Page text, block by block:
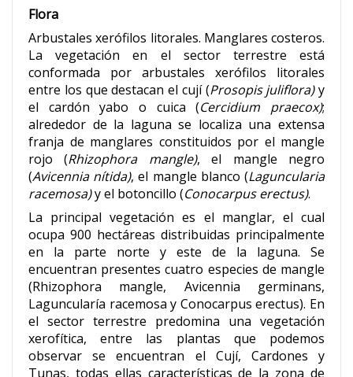
Flora
Arbustales xerófilos litorales. Manglares costeros.
La vegetación en el sector terrestre está
conformada por arbustales xerófilos litorales
entre los que destacan el cují (Prosopis juliflora)y
el cardón yabo o cuica (Cercidium praecox);
alrededor de la laguna se localiza una extensa
franja de manglares constituidos por el mangle
rojo (Rhizophora mangle), el mangle negro
(Avicennia nítida), el mangle blanco (Laguncularia
racemosa)y el botoncillo (Conocarpus erectus).
La principal vegetación es el manglar, el cual
ocupa 900 hectáreas distribuidas principalmente
en la parte norte y este de la laguna. Se
encuentran presentes cuatro especies de mangle
(Rhizophora mangle, Avicennia germinans,
Laguncularía racemosa y Conocarpus erectus). En
el sector terrestre predomina una vegetación
xerofítica, entre las plantas que podemos
observar se encuentran el Cují, Cardones y
Tunas, todas ellas características de la zona de